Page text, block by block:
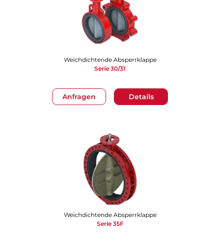
Anfragen Details
Weichdichtende Absperrklappe
Serie 30/31
Weichdichtende Absperrklappe
Serie 35F